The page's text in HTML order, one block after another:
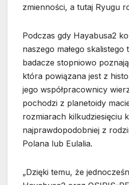
zmienności, a tutaj Ryugu
Podczas gdy Hayabusa2
naszego małego skalistego
badacze stopniowo
która powiązana jest z
jego współpracownicy
pochodzi z planetoidy
rozmiarach kilkudziesięciu
najprawdopodobniej z
Polana lub Eulalia.
„Dzięki temu, że